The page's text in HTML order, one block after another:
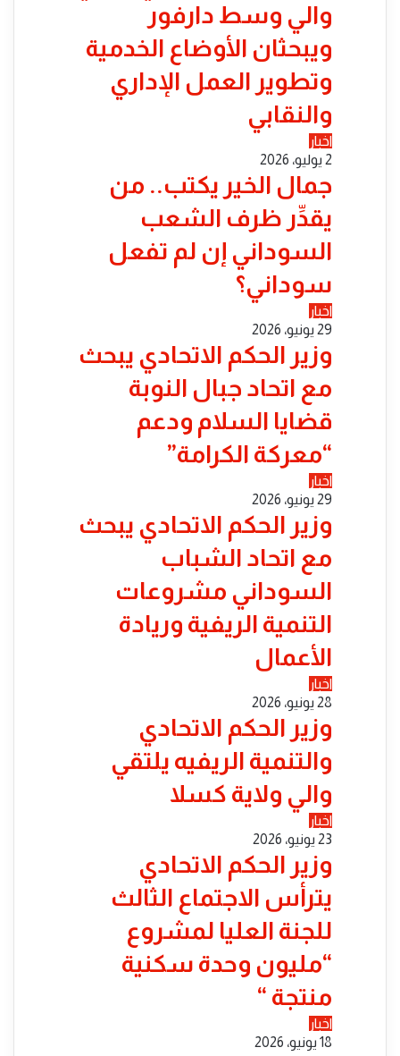
والي وسط دارفور
ويبحثان الأوضاع الخدمية
وتطوير العمل الإداري
والنقابي
اخبار
2 يوليو، 2026
جمال الخير يكتب.. من
يقدِّر ظرف الشعب
السوداني إن لم تفعل
سوداني؟
اخبار
29 يونيو، 2026
​وزير الحكم الاتحادي يبحث
مع اتحاد جبال النوبة
قضايا السلام ودعم
“معركة الكرامة”
اخبار
29 يونيو، 2026
​وزير الحكم الاتحادي يبحث
مع اتحاد الشباب
السوداني مشروعات
التنمية الريفية وريادة
الأعمال
اخبار
28 يونيو، 2026
​وزير الحكم الاتحادي
والتنمية الريفيه يلتقي
والي ولاية كسلا
اخبار
23 يونيو، 2026
​وزير الحكم الاتحادي
يترأس الاجتماع الثالث
للجنة العليا لمشروع
“مليون وحدة سكنية
منتجة “
اخبار
18 يونيو، 2026